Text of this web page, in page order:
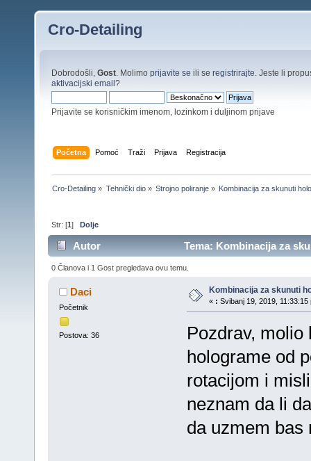
Cro-Detailing
Dobrodošli, Gost . Molimo prijavite se ili se registrirajte . Jeste li
aktivacijski email?
Prijavite se korisničkim imenom, lozinkom i duljinom prijave
Početna Pomoć Traži Prijava Registracija
Cro-Detailing » Tehnički dio» Strojno poliranje» Kombinacija za skunuti
Str: [1]Dolje
Autor Tema: Kombinacija za
0 Članova i 1 Gost pregledava ovu temu.
Daci
Početnik
Postova: 36
Kombinacija za skunuti
« : Svibanj 19, 2019, 11:33:15
Pozdrav,
holograme od
rotacijom i
neznam da li
da uzmem bas